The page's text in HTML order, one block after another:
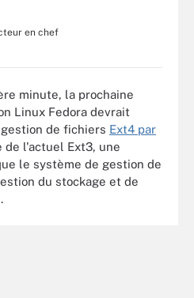
en chef
minute, la prochaine
Linux Fedora devrait
de fichiers Ext4 par
de l'actuel Ext3, une
le système de gestion de
du stockage et de